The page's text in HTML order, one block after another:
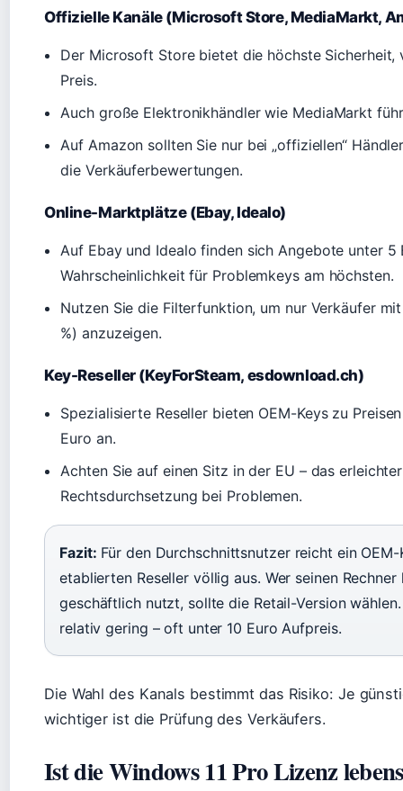
Offizielle Kanäle (Microsoft Store, MediaMarkt,
Der Microsoft Store bietet die höchste Sicherheit,
Preis.
Auch große Elektronikhändler wie MediaMarkt
Auf Amazon sollten Sie nur bei „offiziellen“
die Verkäuferbewertungen.
Online-Marktplätze (Ebay, Idealo)
Auf Ebay und Idealo finden sich Angebote unter 5
Wahrscheinlichkeit für Problemkeys am höchsten.
Nutzen Sie die Filterfunktion, um nur Verkäufer
%) anzuzeigen.
Key-Reseller (KeyForSteam, esdownload.ch)
Spezialisierte Reseller bieten OEM-Keys zu
Euro an.
Achten Sie auf einen Sitz in der EU – das
Rechtsdurchsetzung bei Problemen.
Fazit: Für den Durchschnittsnutzer reicht ein
etablierten Reseller völlig aus. Wer seinen
geschäftlich nutzt, sollte die Retail-Version
relativ gering – oft unter 10 Euro Aufpreis.
Die Wahl des Kanals bestimmt das Risiko: Je
wichtiger ist die Prüfung des Verkäufers.
Ist die Windows 11 Pro Lizenz